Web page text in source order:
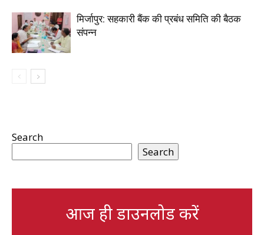
मिर्जापुर: सहकारी बैंक की प्रबंध समिति की बैठक
संपन्न
Search
Search
आज ही डाउनलोड करें